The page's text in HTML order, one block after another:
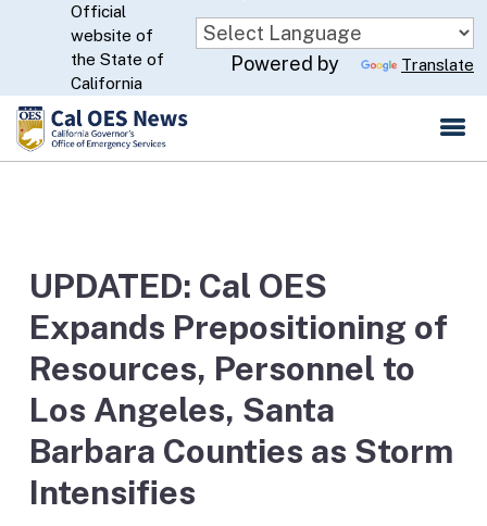
Skip
to
Main
Content
CA.gov
Official
website of
the State of
California
Powered by Translate
UPDATED: Cal OES
Expands Prepositioning of
Resources, Personnel to
Los Angeles, Santa
Barbara Counties as Storm
Intensifies